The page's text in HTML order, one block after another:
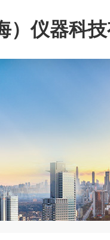
）仪器科